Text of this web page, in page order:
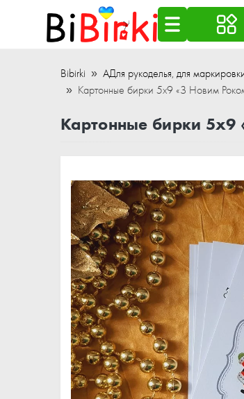
Bibirki АДля рукоделья, для
Картонные бирки 5x9 «З Новим
Картонные бирки